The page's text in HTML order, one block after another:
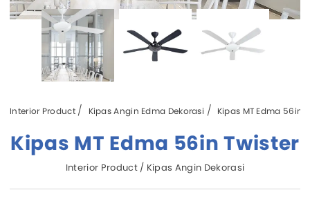
Interior Product Kipas Angin Edma Dekorasi Kipas MT Edma 56in
Kipas MT Edma 56in Twister
Interior Product / Kipas Angin Dekorasi